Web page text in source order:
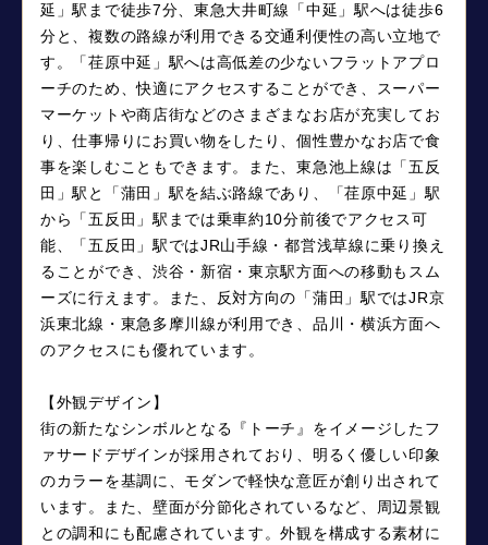
延」駅まで徒歩7分、東急大井町線「中延」駅へは徒歩6
分と、複数の路線が利用できる交通利便性の高い立地で
す。「荏原中延」駅へは高低差の少ないフラットアプロ
ーチのため、快適にアクセスすることができ、スーパー
マーケットや商店街などのさまざまなお店が充実してお
り、仕事帰りにお買い物をしたり、個性豊かなお店で食
事を楽しむこともできます。また、東急池上線は「五反
田」駅と「蒲田」駅を結ぶ路線であり、「荏原中延」駅
から「五反田」駅までは乗車約10分前後でアクセス可
能、「五反田」駅ではJR山手線・都営浅草線に乗り換え
ることができ、渋谷・新宿・東京駅方面への移動もスム
ーズに行えます。また、反対方向の「蒲田」駅ではJR京
浜東北線・東急多摩川線が利用でき、品川・横浜方面へ
のアクセスにも優れています。
【外観デザイン】
街の新たなシンボルとなる『トーチ』をイメージしたフ
ァサードデザインが採用されており、明るく優しい印象
のカラーを基調に、モダンで軽快な意匠が創り出されて
います。また、壁面が分節化されているなど、周辺景観
との調和にも配慮されています。外観を構成する素材に